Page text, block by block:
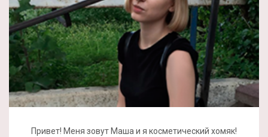
Привет! Меня зовут Маша и я косметический хомяк!